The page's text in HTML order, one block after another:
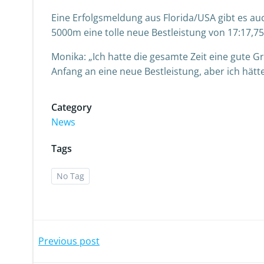
Eine Erfolgsmeldung aus Florida/USA gibt es
5000m eine tolle neue Bestleistung von
Monika: „Ich hatte die gesamte Zeit eine gute
Anfang an eine neue Bestleistung, aber ich
Category
News
Tags
No Tag
Post
Previous post